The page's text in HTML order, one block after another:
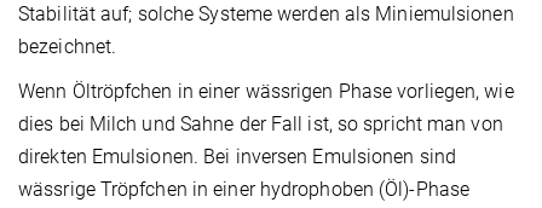
Stabilität auf; solche Systeme werden als Miniemulsionen
bezeichnet.
Wenn Öltröpfchen in einer wässrigen Phase vorliegen, wie
dies bei Milch und Sahne der Fall ist, so spricht man von
direkten Emulsionen. Bei inversen Emulsionen sind
wässrige Tröpfchen in einer hydrophoben (Öl)-Phase